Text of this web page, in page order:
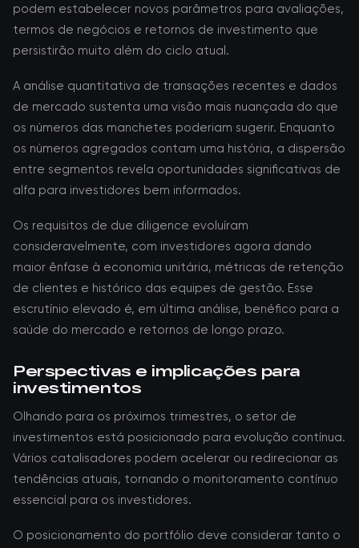
podem estabelecer novos parâmetros para avaliações,
termos de negócios e retornos de investimento que
persistirão muito além do ciclo atual.
A análise quantitativa de transações recentes e dados
de mercado sustenta uma visão mais nuançada do que
os números das manchetes poderiam sugerir. Enquanto
os números agregados contam uma história, a dispersão
entre segmentos revela oportunidades significativas de
alfa para investidores bem informados.
Os requisitos de due diligence evoluíram
consideravelmente, com investidores agora dando
maior ênfase à economia unitária, métricas de retenção
de clientes e histórico das equipes de gestão. Esse
escrutínio elevado é, em última análise, benéfico para a
saúde do mercado e retornos de longo prazo.
Perspectivas e implicações para
investimentos
Olhando para os próximos trimestres, o setor de
investimentos está posicionado para evolução contínua.
Vários catalisadores podem acelerar ou redirecionar as
tendências atuais, tornando o monitoramento contínuo
essencial para os investidores.
O posicionamento do portfólio deve considerar tanto o